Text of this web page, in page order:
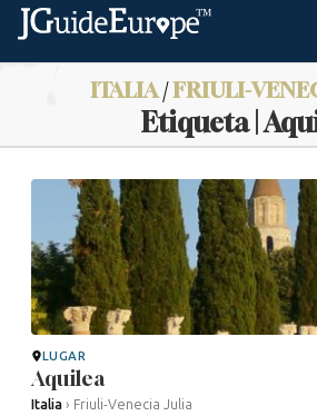
ITALIA/FRIULI-
Etiqueta |
LUGAR
Aquilea
Italia › Friuli-Venecia Julia